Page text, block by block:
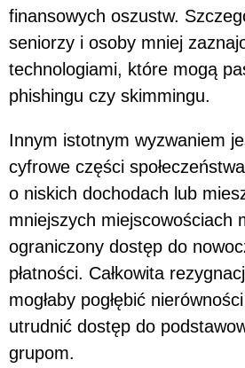
finansowych oszustw.
seniorzy i osoby mniej
technologiami, które mogą
phishingu czy skimmingu.
Innym istotnym wyzwaniem
cyfrowe części
o niskich dochodach lub
mniejszych miejscowościach
ograniczony dostęp do
płatności. Całkowita
mogłaby pogłębić
utrudnić dostęp do
grupom.